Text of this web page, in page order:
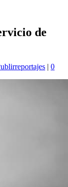
de
| 0